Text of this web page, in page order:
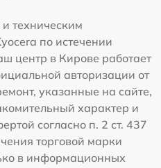
техническим
по истечении
центр в Кирове работает
авторизации от
указанные на сайте,
характер и
согласно п. 2 ст. 437
торговой марки
в информационных